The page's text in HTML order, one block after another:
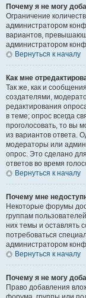
Почему я не могу
Ограничение
администратором
вариантов,
администратором
Вернуться к началу
Как мне
Так же, как и
создателями,
редактирования
в теме; опрос всегда
проголосовать, то вы
из вариантов ответа.
модераторы или
опрос. Это сделано
ответов во время
Вернуться к началу
Почему мне
Некоторые форумы
группам
них темы и оставлять
потребоваться
администратором
Вернуться к началу
Почему я не могу
Право добавления